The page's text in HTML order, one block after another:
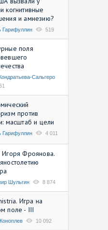
когнитивные
и амнезию?
Гарифуллин 519
поля
Сальгеро
против
масштаб и цели
Гарифуллин 4 011
Игоря Фроянова.
Шульгин 8 874
Игра на
поле - III
10 092